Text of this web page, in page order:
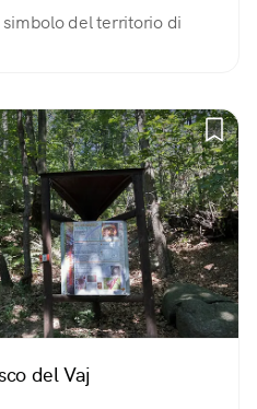
del territorio di
del Vaj